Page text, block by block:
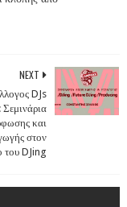
NEXT
DJs
και
στον
του DJing